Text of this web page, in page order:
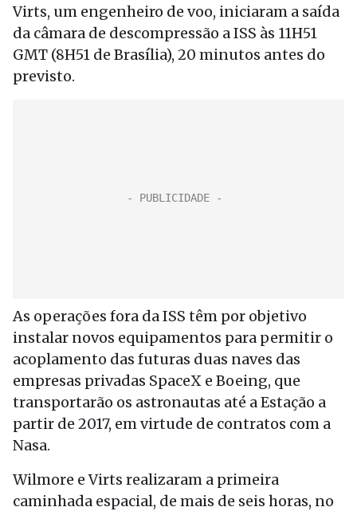
Virts, um engenheiro de voo, iniciaram a saída
da câmara de descompressão a ISS às 11H51
GMT (8H51 de Brasília), 20 minutos antes do
previsto.
As operações fora da ISS têm por objetivo
instalar novos equipamentos para permitir o
acoplamento das futuras duas naves das
empresas privadas SpaceX e Boeing, que
transportarão os astronautas até a Estação a
partir de 2017, em virtude de contratos com a
Nasa.
Wilmore e Virts realizaram a primeira
caminhada espacial, de mais de seis horas, no